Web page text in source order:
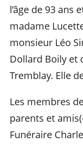
l’âge de 93 ans
madame
monsieur Léo
Dollard Boily et
Tremblay. Elle
Les membres
parents et
Funéraire